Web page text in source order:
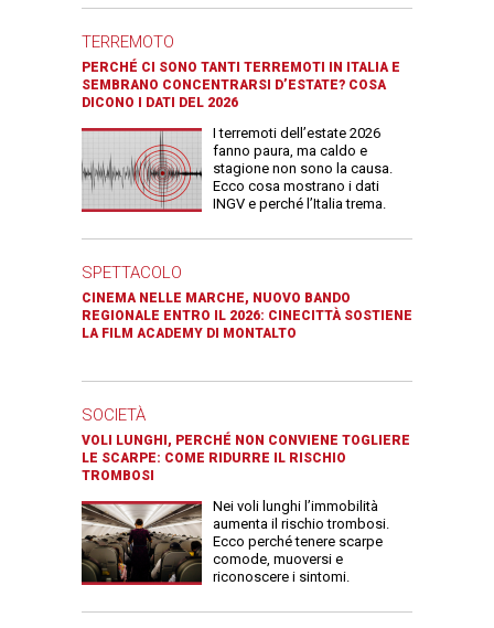
TERREMOTO
PERCHÉ CI SONO TANTI TERREMOTI IN ITALIA E
SEMBRANO CONCENTRARSI D’ESTATE? COSA
DICONO I DATI DEL 2026
I terremoti dell’estate 2026
fanno paura, ma caldo e
stagione non sono la causa.
Ecco cosa mostrano i dati
INGV e perché l’Italia trema.
SPETTACOLO
CINEMA NELLE MARCHE, NUOVO BANDO
REGIONALE ENTRO IL 2026: CINECITTÀ SOSTIENE
LA FILM ACADEMY DI MONTALTO
SOCIETÀ
VOLI LUNGHI, PERCHÉ NON CONVIENE TOGLIERE
LE SCARPE: COME RIDURRE IL RISCHIO
TROMBOSI
Nei voli lunghi l’immobilità
aumenta il rischio trombosi.
Ecco perché tenere scarpe
comode, muoversi e
riconoscere i sintomi.